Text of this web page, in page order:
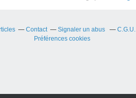
Contact Signaler un abus C.G.U.
Préférences cookies